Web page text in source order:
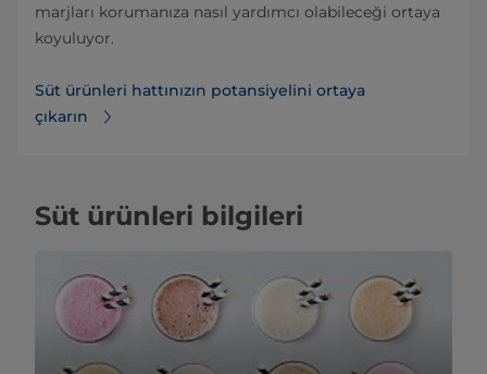
marjları korumanıza nasıl yardımcı olabileceği ortaya
koyuluyor.
Süt ürünleri hattınızın potansiyelini ortaya
çıkarın
Süt ürünleri bilgileri